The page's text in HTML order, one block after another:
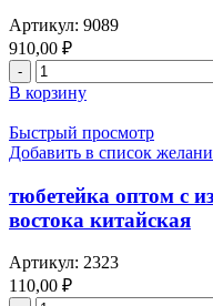
"Салават",
на
заказ
в
течение
недели:
оплата
100%
Артикул: 9089
910,00 ₽
Количество
товара
тюбетейка
бархатная
синего
оптом
с
татарскими
узорами,
под
В корзину
Быстрый просмотр
Добавить в список
тюбетейка оптом с
востока китайская
Артикул: 2323
110,00 ₽